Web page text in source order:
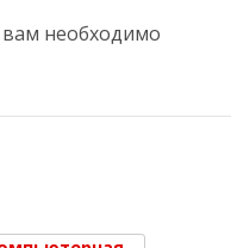
необходимо